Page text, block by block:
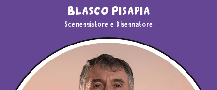
Blasco Pisapia
Sceneggiatore e Disegnatore